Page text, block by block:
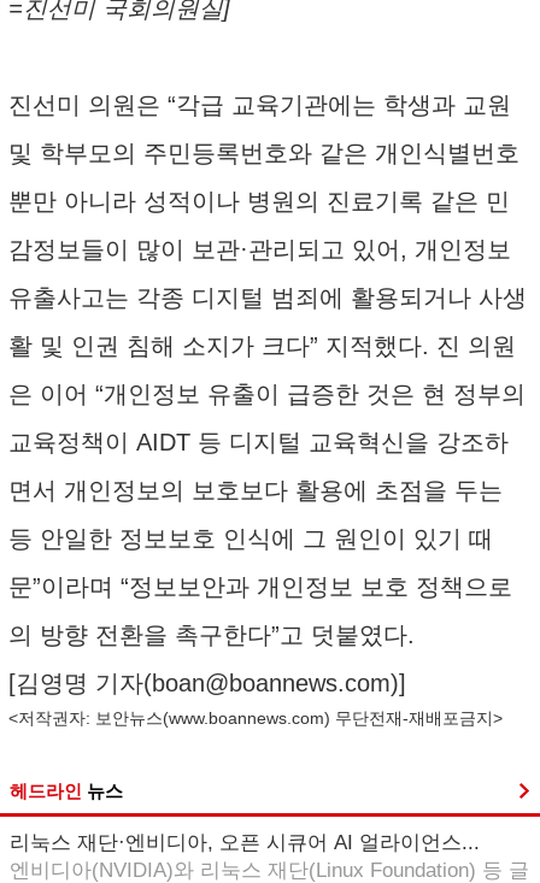
=진선미 국회의원실]
진선미 의원은 “각급 교육기관에는 학생과 교원
및 학부모의 주민등록번호와 같은 개인식별번호
뿐만 아니라 성적이나 병원의 진료기록 같은 민
감정보들이 많이 보관·관리되고 있어, 개인정보
유출사고는 각종 디지털 범죄에 활용되거나 사생
활 및 인권 침해 소지가 크다” 지적했다. 진 의원
은 이어 “개인정보 유출이 급증한 것은 현 정부의
교육정책이 AIDT 등 디지털 교육혁신을 강조하
면서 개인정보의 보호보다 활용에 초점을 두는
등 안일한 정보보호 인식에 그 원인이 있기 때
문”이라며 “정보보안과 개인정보 보호 정책으로
의 방향 전환을 촉구한다”고 덧붙였다.
[김영명 기자(boan@boannews.com)]
<저작권자: 보안뉴스(www.boannews.com) 무단전재-재배포금지>
헤드라인 뉴스
리눅스 재단·엔비디아, 오픈 시큐어 AI 얼라이언스...
엔비디아(NVIDIA)와 리눅스 재단(Linux Foundation) 등 글